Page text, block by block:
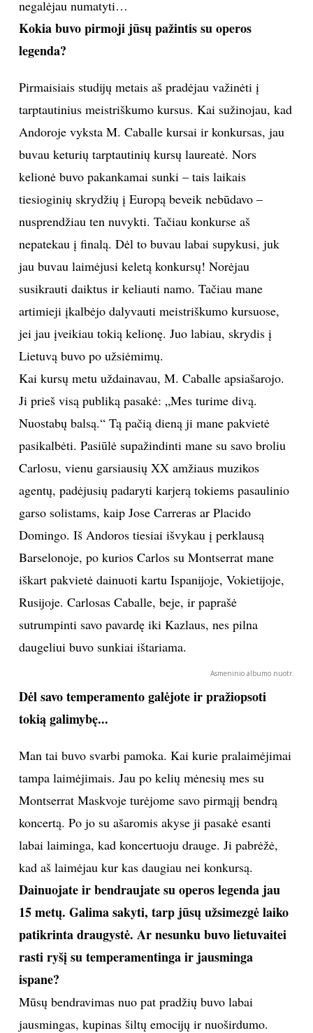
KNYGOS
INTERJERAS
NAMAI
VIRTUVĖ
VAIKAI
NELAIMĖS
KONTAKTAI
Sekite mus:
PRENUMERUOK
Prenumeruodami portalą,
Jūs sutinkate su
negalėjau numatyti…
Kokia buvo pirmoji jūsų pažintis su operos
legenda?
Pirmaisiais studijų metais aš pradėjau važinėti į
tarptautinius meistriškumo kursus. Kai sužinojau, kad
Andoroje vyksta M. Caballe kursai ir konkursas, jau
buvau keturių tarptautinių kursų laureatė. Nors
kelionė buvo pakankamai sunki – tais laikais
tiesioginių skrydžių į Europą beveik nebūdavo –
nusprendžiau ten nuvykti. Tačiau konkurse aš
nepatekau į finalą. Dėl to buvau labai supykusi, juk
jau buvau laimėjusi keletą konkursų! Norėjau
susikrauti daiktus ir keliauti namo. Tačiau mane
artimieji įkalbėjo dalyvauti meistriškumo kursuose,
jei jau įveikiau tokią kelionę. Juo labiau, skrydis į
Lietuvą buvo po užsiėmimų.
Kai kursų metu uždainavau, M. Caballe apsiašarojo.
Ji prieš visą publiką pasakė: „Mes turime divą.
Nuostabų balsą.“ Tą pačią dieną ji mane pakvietė
pasikalbėti. Pasiūlė supažindinti mane su savo broliu
Carlosu, vienu garsiausių XX amžiaus muzikos
agentų, padėjusių padaryti karjerą tokiems pasaulinio
garso solistams, kaip Jose Carreras ar Placido
Domingo. Iš Andoros tiesiai išvykau į perklausą
Barselonoje, po kurios Carlos su Montserrat mane
iškart pakvietė dainuoti kartu Ispanijoje, Vokietijoje,
Rusijoje. Carlosas Caballe, beje, ir paprašė
sutrumpinti savo pavardę iki Kazlaus, nes pilna
daugeliui buvo sunkiai ištariama.
Asmeninio albumo nuotr.
Dėl savo temperamento galėjote ir pražiopsoti
tokią galimybę...
Man tai buvo svarbi pamoka. Kai kurie pralaimėjimai
tampa laimėjimais. Jau po kelių mėnesių mes su
Montserrat Maskvoje turėjome savo pirmąjį bendrą
koncertą. Po jo su ašaromis akyse ji pasakė esanti
labai laiminga, kad koncertuoju drauge. Ji pabrėžė,
kad aš laimėjau kur kas daugiau nei konkursą.
Dainuojate ir bendraujate su operos legenda jau
15 metų. Galima sakyti, tarp jūsų užsimezgė laiko
patikrinta draugystė. Ar nesunku buvo lietuvaitei
rasti ryšį su temperamentinga ir jausminga
ispane?
Mūsų bendravimas nuo pat pradžių buvo labai
jausmingas, kupinas šiltų emocijų ir nuoširdumo.